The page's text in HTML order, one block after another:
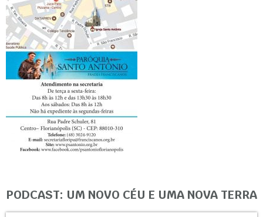
PODCAST: UM NOVO CÉU E UMA NOVA TERRA